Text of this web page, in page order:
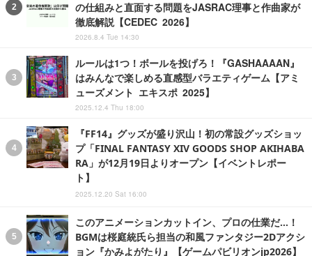
の仕組みと直面する問題をJASRAC理事と作曲家が
徹底解説【CEDEC 2026】
2026.8.4 Tue 14:30
ルールは1つ！ボールを投げろ！『GASHAAAAN』
はみんなで楽しめる直感型バラエティゲーム【アミ
ューズメント エキスポ 2025】
2025.12.4 Thu 18:00
『FF14』グッズが盛り沢山！初の常設グッズショッ
プ「FINAL FANTASY XIV GOODS SHOP AKIHABA
RA」が12月19日よりオープン【イベントレポー
ト】
2025.12.20 Sat 16:00
このアニメーションカットイン、プロの仕業だ…！
BGMは桜庭統氏ら担当の和風ファンタジー2Dアクシ
ョン『かみよがたり』【ゲームパビリオンjp2026】